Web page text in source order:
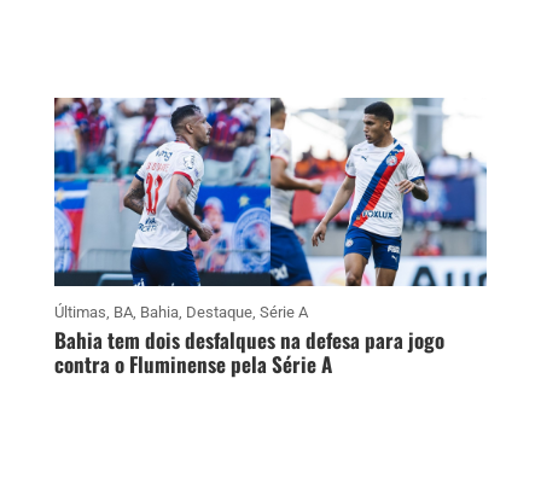
Últimas, BA, Bahia, Destaque, Série A
Bahia tem dois desfalques na defesa para jogo
contra o Fluminense pela Série A